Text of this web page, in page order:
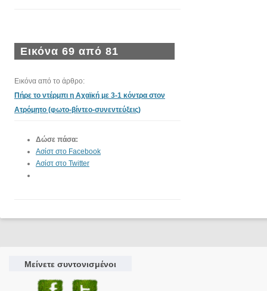
Εικόνα 69 από 81
Εικόνα από το άρθρο:
Πήρε το ντέρμπι η Αχαϊκή με 3-1 κόντρα στον
Ατρόμητο (φωτο-βίντεο-συνεντεύξεις)
Δώσε πάσα:
Ασίστ στο Facebook
Ασίστ στο Twitter
Μείνετε συντονισμένοι